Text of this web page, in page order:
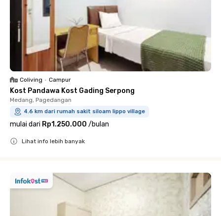
Coliving • Campur
Kost Pandawa Kost Gading Serpong
Medang, Pagedangan
4.6 km dari rumah sakit siloam lippo village
mulai dari Rp1.250.000 /bulan
Lihat info lebih banyak